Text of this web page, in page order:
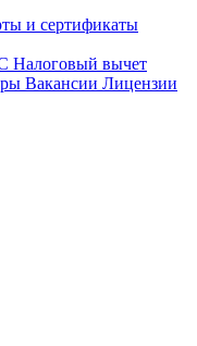
и сертификаты
Налоговый вычет
Вакансии Лицензии